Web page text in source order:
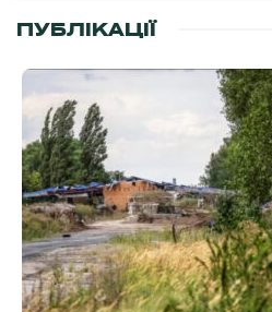
ПУБЛІКАЦІЇ